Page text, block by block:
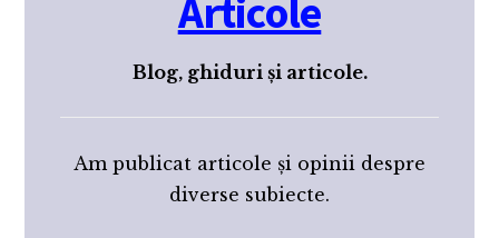
Articole
Blog, ghiduri și articole.
Am publicat articole și opinii despre
diverse subiecte.